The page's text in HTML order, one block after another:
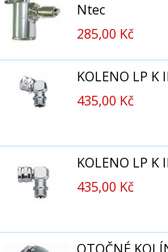
Ntec
285,00 Kč
KOLENO LP
435,00 Kč
KOLENO LP
435,00 Kč